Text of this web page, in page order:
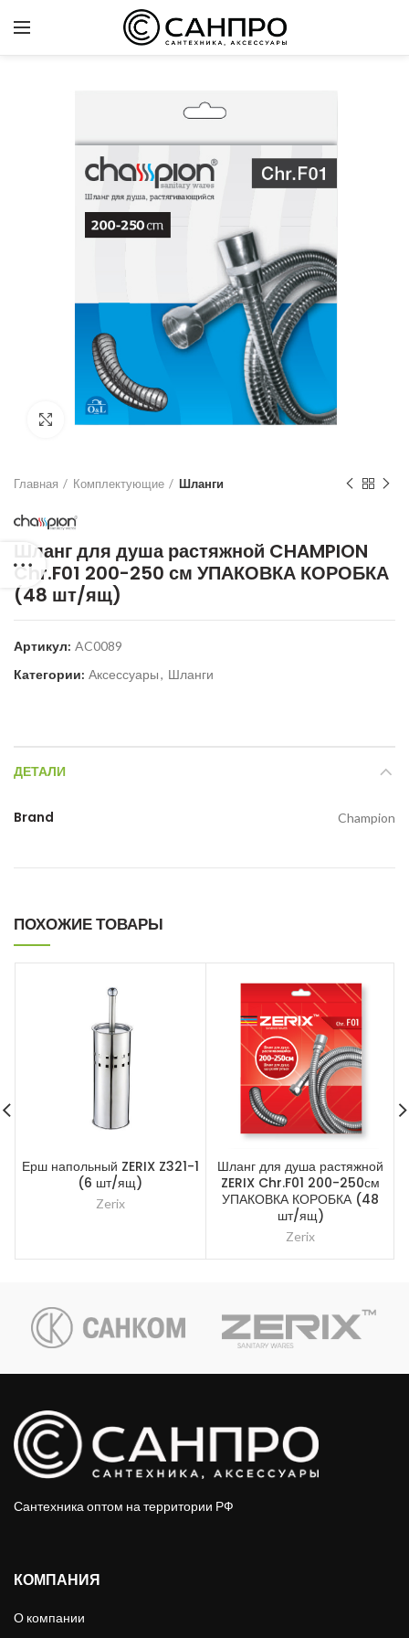
Нажмите для увеличения
Главная Комплектующие Шланги
Шланг для душа растяжной CHAMPION
Chr.F01 200-250 см УПАКОВКА КОРОБКА
(48 шт/ящ)
Артикул: AC0089
Категории: Аксессуары, Шланги
ДЕТАЛИ
Brand Champion
ПОХОЖИЕ ТОВАРЫ
Ерш напольный ZERIX Z321-1
(6 шт/ящ)
Zerix
Шланг для душа растяжной
ZERIX Chr.F01 200-250см
УПАКОВКА КОРОБКА (48
шт/ящ)
Zerix
Сантехника оптом на территории РФ
КОМПАНИЯ
О компании